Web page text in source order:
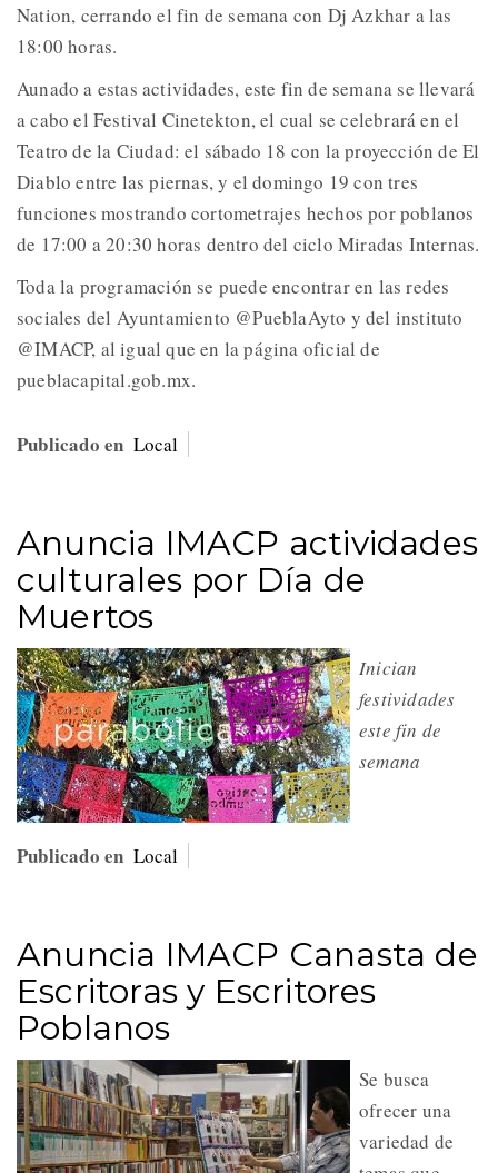
Nation, cerrando el fin de semana con Dj Azkhar a las
18:00 horas.
Aunado a estas actividades, este fin de semana se llevará
a cabo el Festival Cinetekton, el cual se celebrará en el
Teatro de la Ciudad: el sábado 18 con la proyección de El
Diablo entre las piernas, y el domingo 19 con tres
funciones mostrando cortometrajes hechos por poblanos
de 17:00 a 20:30 horas dentro del ciclo Miradas Internas.
Toda la programación se puede encontrar en las redes
sociales del Ayuntamiento @PueblaAyto y del instituto
@IMACP, al igual que en la página oficial de
pueblacapital.gob.mx.
Publicado en Local
Anuncia IMACP actividades
culturales por Día de
Muertos
Inician
festividades
este fin de
semana
Publicado en Local
Anuncia IMACP Canasta de
Escritoras y Escritores
Poblanos
Se busca
ofrecer una
variedad de